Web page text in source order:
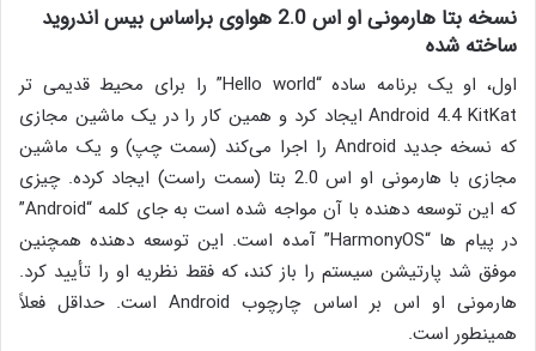
نسخه بتا هارمونی او اس 2.0 هواوی براساس بیس اندروید
ساخته شده
اول، او یک برنامه ساده “Hello world” را برای محیط قدیمی تر
Android 4.4 KitKat ایجاد کرد و همین کار را
در یک ماشین مجازی
که نسخه جدید Android را اجرا می‌کند
(سمت چپ) و یک ماشین
مجازی با هارمونی او اس 2.0 بتا (سمت راست) ایجاد کرده. چیزی
که این توسعه دهنده با آن مواجه شده است به جای کلمه “Android”
در پیام ها “HarmonyOS” آمده است. این توسعه دهنده همچنین
موفق شد پارتیشن سیستم را باز کند، که فقط نظریه او را تأیید کرد.
هارمونی او اس بر اساس چارچوب Android است. حداقل فعلاً
همینطور است.